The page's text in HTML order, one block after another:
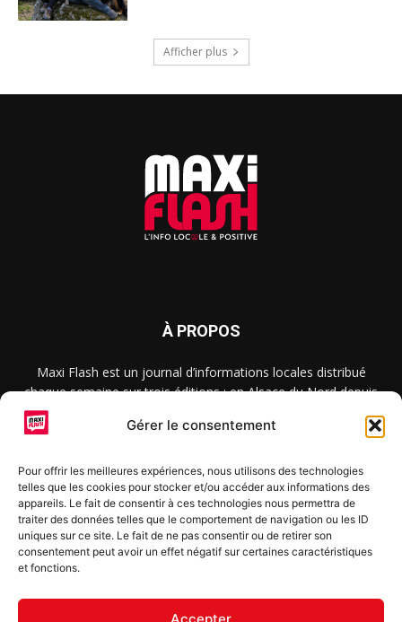
Gérer le consentement
Pour offrir les meilleures expériences, nous utilisons des technologies
telles que les cookies pour stocker et/ou accéder aux informations des
appareils. Le fait de consentir à ces technologies nous permettra de
traiter des données telles que le comportement de navigation ou les ID
uniques sur ce site. Le fait de ne pas consentir ou de retirer son
consentement peut avoir un effet négatif sur certaines caractéristiques
et fonctions.
Accepter
Afficher plus
À PROPOS
Maxi Flash est un journal d’informations locales distribué
chaque semaine sur trois éditions : en Alsace du Nord depuis
2015, dans les secteurs d’Obernai-Molsheim-Erstein depuis
2022, et à Colmar, Vignoble et Plaine depuis 2023.
SUIVEZ-NOUS
S'inscrire à la newsletter